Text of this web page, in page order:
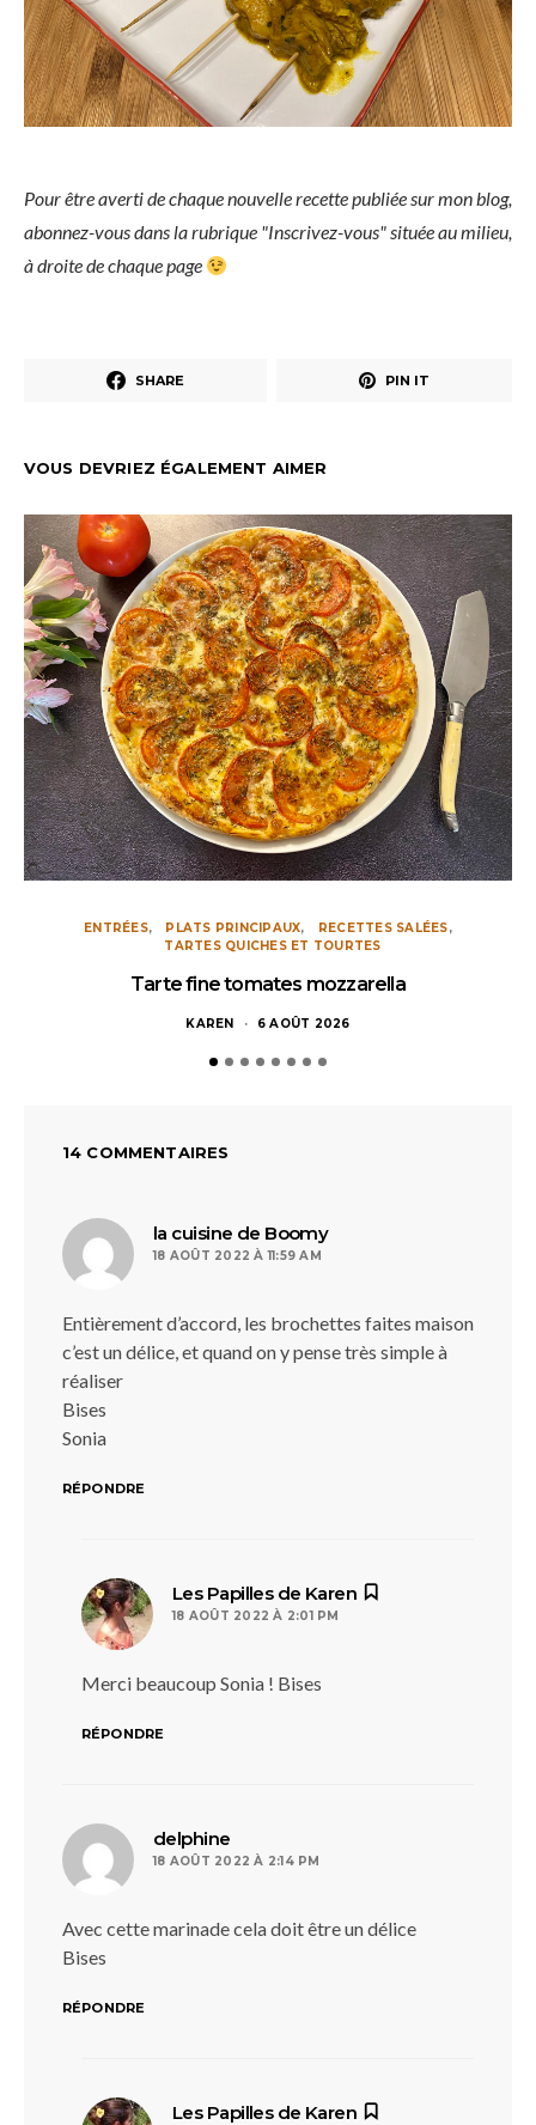
Pour être averti de chaque nouvelle recette publiée sur mon blog,
abonnez-vous dans la rubrique "Inscrivez-vous" située au milieu,
à droite de chaque page
SHARE PIN IT
VOUS DEVRIEZ ÉGALEMENT AIMER
ENTRÉES PLATS PRINCIPAUX
RECETTES SALÉES
TARTES QUICHES ET TOURTES
Tarte fine tomates mozzarella
KAREN 6 AOÛT 2026
14 COMMENTAIRES
la cuisine de Boomydit :
18 AOÛT 2022 À 11:59 AM
Entièrement d’accord, les brochettes faites maison
c’est un délice, et quand on y pense très simple à
réaliser
Bises
Sonia
RÉPONDRE
Les Papilles de Karen
18 AOÛT 2022 À 2:01 PM
Merci beaucoup Sonia ! Bises
RÉPONDRE
delphine
18 AOÛT 2022 À 2:14 PM
Avec cette marinade cela doit être un délice
Bises
RÉPONDRE
Les Papilles de Karen